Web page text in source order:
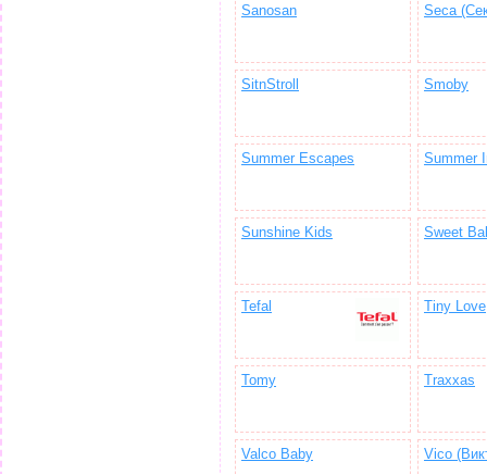
Sanosan Seca
SitnStroll Smoby
Summer Escapes Summer
Sunshine Kids Sweet
Tefal Tiny Love
Tomy Traxxas
Valco Baby Vico